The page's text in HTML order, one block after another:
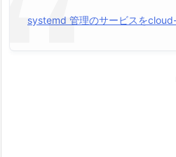
systemd 管理のサービスを